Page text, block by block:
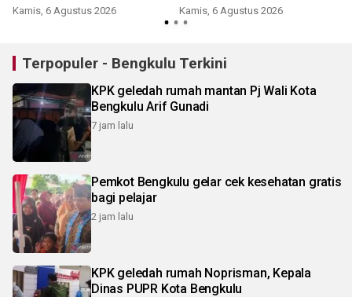
Kamis, 6 Agustus 2026 Kamis, 6 Agustus 2026
Terpopuler - Bengkulu Terkini
KPK geledah rumah mantan Pj Wali Kota
Bengkulu Arif Gunadi
7 jam lalu
Pemkot Bengkulu gelar cek kesehatan gratis
bagi pelajar
2 jam lalu
KPK geledah rumah Noprisman, Kepala
Dinas PUPR Kota Bengkulu